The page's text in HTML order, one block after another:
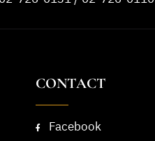
CONTACT
Facebook